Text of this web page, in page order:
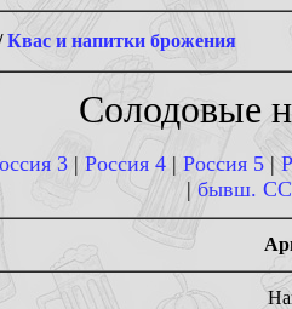
Квас и напитки брожения
Солодовые
3| Россия 4| Россия 5|
| бывш.